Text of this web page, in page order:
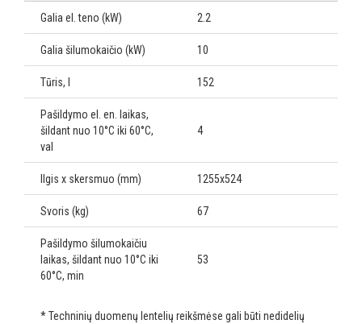
Galia el. teno (kW) 2.2
Galia šilumokaičio (kW) 10
Tūris, l 152
Pašildymo el. en. laikas,
šildant nuo 10°C iki 60°C,
val
4
Ilgis x skersmuo (mm) 1255x524
Svoris (kg) 67
Pašildymo šilumokaičiu
laikas, šildant nuo 10°C iki
60°C, min
53
* Techninių duomenų lentelių reikšmėse gali būti nedidelių